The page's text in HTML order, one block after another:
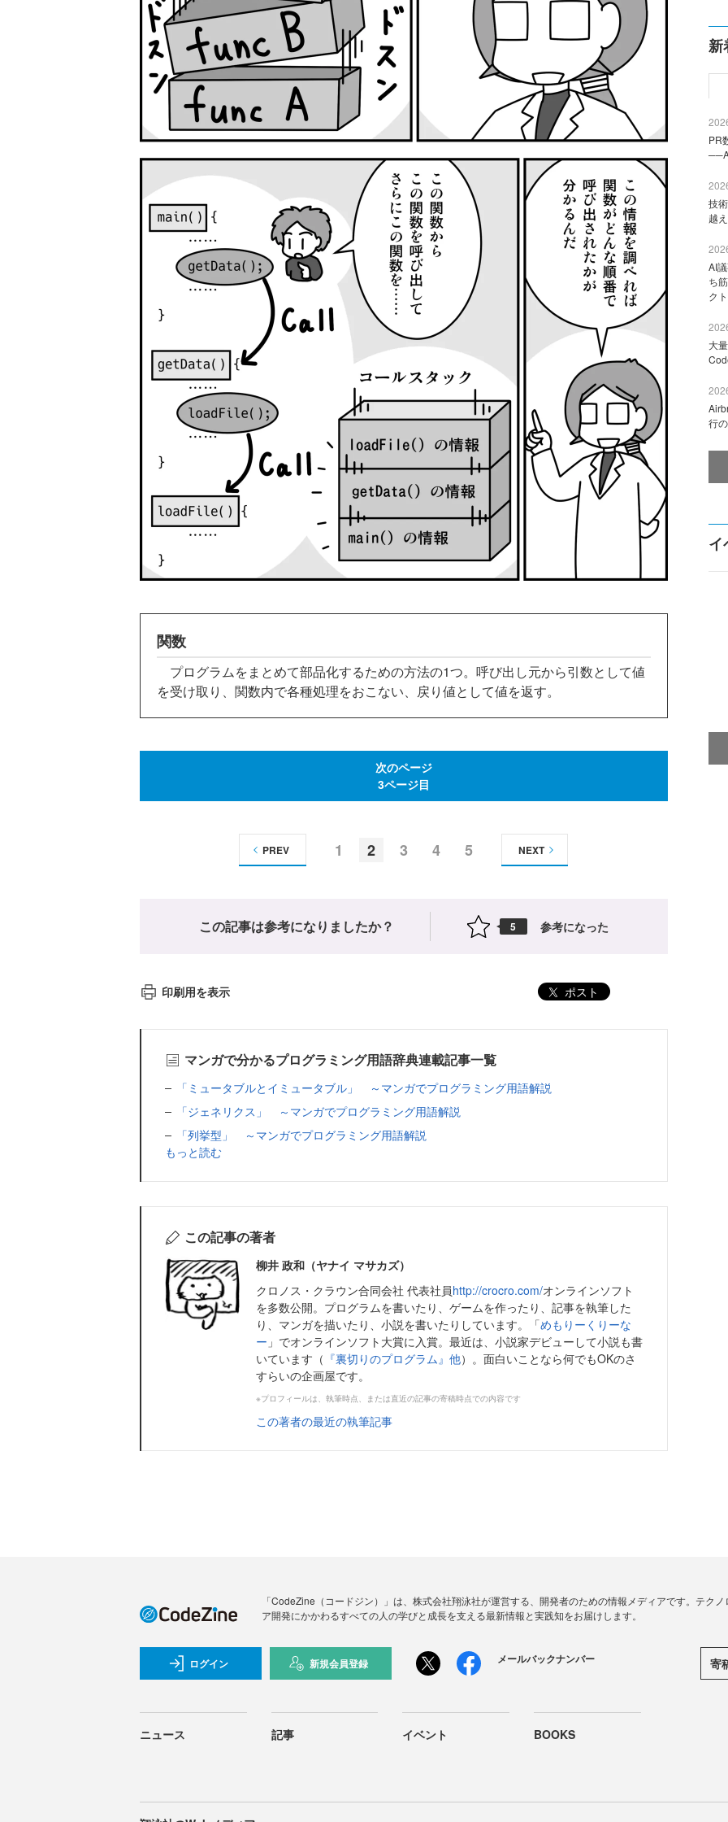
関数
プログラムをまとめて部品化するための方法の1つ。呼び出し元から引数として値
を受け取り、関数内で各種処理をおこない、戻り値として値を返す。
次のページ
3ページ目
1 2 3 4 5
PREV NEXT
この記事は参考になりましたか？ 5 参考になった
印刷用を表示 ポスト
マンガで分かるプログラミング用語辞典連載記事一覧
「ミュータブルとイミュータブル」 ～マンガでプログラミング用語解説
「ジェネリクス」 ～マンガでプログラミング用語解説
「列挙型」 ～マンガでプログラミング用語解説
もっと読む
この記事の著者
柳井 政和（ヤナイ マサカズ）
クロノス・クラウン合同会社 代表社員http://crocro.com/オンラインソフト
を多数公開。プログラムを書いたり、ゲームを作ったり、記事を執筆した
り、マンガを描いたり、小説を書いたりしています。「めもりーくりーな
ー 」でオンラインソフト大賞に入賞。最近は、小説家デビューして小説も書
いています（ 『裏切りのプログラム』他）。面白いことなら何でもOKのさ
すらいの企画屋です。
※プロフィールは、執筆時点、または直近の記事の寄稿時点での内容です
この著者の最近の執筆記事
新
PR
技
越
AI
ち
ク
大
行
イ
「CodeZine（コードジン）」は、株式会社翔泳社が運営する、開発者のための情報メディアです。テク
ア開発にかかわるすべての人の学びと成長を支える最新情報と実践知をお届けします。
ログイン 新規会員登録 メールバックナンバー 寄
ニュース 記事 イベント BOOKS